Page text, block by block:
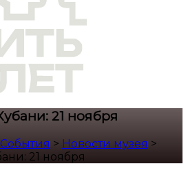
21 ноября
События > Новости музея >
21 ноября